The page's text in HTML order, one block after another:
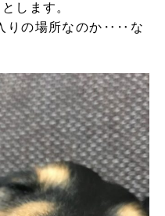
します。
りの場所なのか‥‥な